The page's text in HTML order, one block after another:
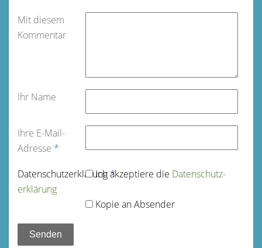
Mit diesem
Kommentar
Ihr Name
Ihre E-Mail-
Adresse *
Datenschutz­erklärung*
Ich akzeptiere die Datenschutz­
erklärung
Kopie an Absender